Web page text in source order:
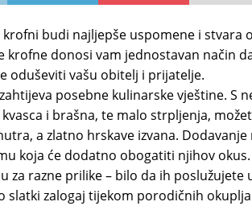
budi najljepše uspomene i stvara
krofne donosi vam jednostavan način
oduševiti vašu obitelj i prijatelje.
posebne kulinarske vještine. S
i brašna, te malo strpljenja,
a zlatno hrskave izvana.
koja će dodatno obogatiti njihov okus.
za razne prilike – bilo da ih poslužujete
slatki zalogaj tijekom porodičnih